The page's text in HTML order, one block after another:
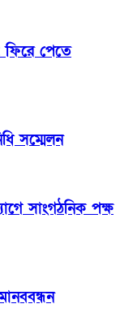
পেতে
সম্মেলন
সাংগঠনিক পক্ষ